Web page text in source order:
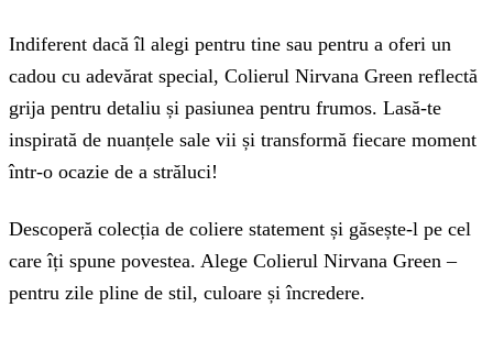
Indiferent dacă îl alegi pentru tine sau pentru a oferi un
cadou cu adevărat special, Colierul Nirvana Green reflectă
grija pentru detaliu și pasiunea pentru frumos. Lasă-te
inspirată de nuanțele sale vii și transformă fiecare moment
într-o ocazie de a străluci!
Descoperă colecția de coliere statement și găsește-l pe cel
care îți spune povestea. Alege Colierul Nirvana Green –
pentru zile pline de stil, culoare și încredere.